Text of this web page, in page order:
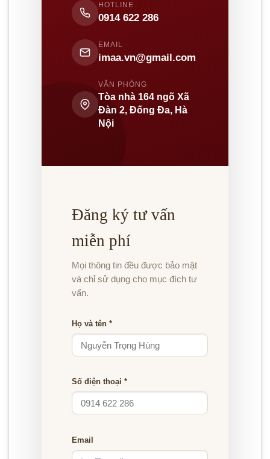
HOTLINE
0914 622 286
EMAIL
imaa.vn@gmail.com
VĂN PHÒNG
Tòa nhà 164 ngõ Xã
Đàn 2, Đống Đa, Hà
Nội
Đăng ký tư vấn
miễn phí
Mọi thông tin đều được bảo mật
và chỉ sử dụng cho mục đích tư
vấn.
Họ và tên *
Số điện thoại *
Email